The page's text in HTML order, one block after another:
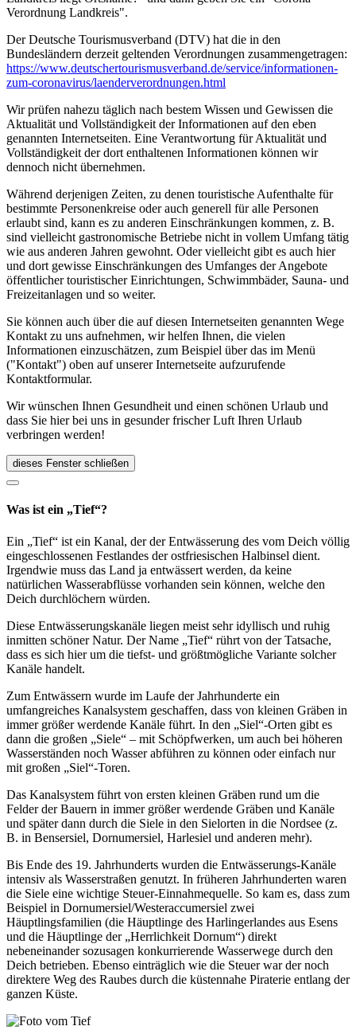
Verordnung Landkreis".
Der Deutsche Tourismusverband (DTV) hat die in den
Bundesländern derzeit geltenden Verordnungen zusammengetragen:
https://www.deutscher­tourismusverband.de/­service/­informationen-
zum-coronavirus/­laenderverordnungen.html
Wir prüfen nahezu täglich nach bestem Wissen und Gewissen die
Aktualität und Vollständigkeit der Informationen auf den eben
genannten Internetseiten. Eine Verantwortung für Aktualität und
Vollständigkeit der dort enthaltenen Informationen können wir
dennoch nicht übernehmen.
Während derjenigen Zeiten, zu denen touristische Aufenthalte für
bestimmte Personenkreise oder auch generell für alle Personen
erlaubt sind, kann es zu anderen Einschränkungen kommen, z. B.
sind vielleicht gastronomische Betriebe nicht in vollem Umfang tätig
wie aus anderen Jahren gewohnt. Oder vielleicht gibt es auch hier
und dort gewisse Einschränkungen des Umfanges der Angebote
öffentlicher touristischer Einrichtungen, Schwimmbäder, Sauna- und
Freizeitanlagen und so weiter.
Sie können auch über die auf diesen Internetseiten genannten Wege
Kontakt zu uns aufnehmen, wir helfen Ihnen, die vielen
Informationen einzuschätzen, zum Beispiel über das im Menü
("Kontakt") oben auf unserer Internetseite aufzurufende
Kontaktformular.
Wir wünschen Ihnen Gesundheit und einen schönen Urlaub und
dass Sie hier bei uns in gesunder frischer Luft Ihren Urlaub
verbringen werden!
dieses Fenster schließen
Was ist ein „Tief“?
Ein „Tief“ ist ein Kanal, der der Entwässerung des vom Deich völlig
eingeschlossenen Festlandes der ostfriesischen Halbinsel dient.
Irgendwie muss das Land ja entwässert werden, da keine
natürlichen Wasserabflüsse vorhanden sein können, welche den
Deich durchlöchern würden.
Diese Entwässerungskanäle liegen meist sehr idyllisch und ruhig
inmitten schöner Natur. Der Name „Tief“ rührt von der Tatsache,
dass es sich hier um die tiefst- und größtmögliche Variante solcher
Kanäle handelt.
Zum Entwässern wurde im Laufe der Jahrhunderte ein
umfangreiches Kanalsystem geschaffen, dass von kleinen Gräben in
immer größer werdende Kanäle führt. In den „Siel“-Orten gibt es
dann die großen „Siele“ – mit Schöpfwerken, um auch bei höheren
Wasserständen noch Wasser abführen zu können oder einfach nur
mit großen „Siel“-Toren.
Das Kanalsystem führt von ersten kleinen Gräben rund um die
Felder der Bauern in immer größer werdende Gräben und Kanäle
und später dann durch die Siele in den Sielorten in die Nordsee (z.
B. in Bensersiel, Dornumersiel, Harlesiel und anderen mehr).
Bis Ende des 19. Jahrhunderts wurden die Entwässerungs-Kanäle
intensiv als Wasserstraßen genutzt. In früheren Jahrhunderten waren
die Siele eine wichtige Steuer-Einnahmequelle. So kam es, dass zum
Beispiel in Dornumersiel/Westeraccumersiel zwei
Häuptlingsfamilien (die Häuptlinge des Harlingerlandes aus Esens
und die Häuptlinge der „Herrlichkeit Dornum“) direkt
nebeneinander sozusagen konkurrierende Wasserwege durch den
Deich betrieben. Ebenso einträglich wie die Steuer war der noch
direktere Weg des Raubes durch die küstennahe Piraterie entlang der
ganzen Küste.